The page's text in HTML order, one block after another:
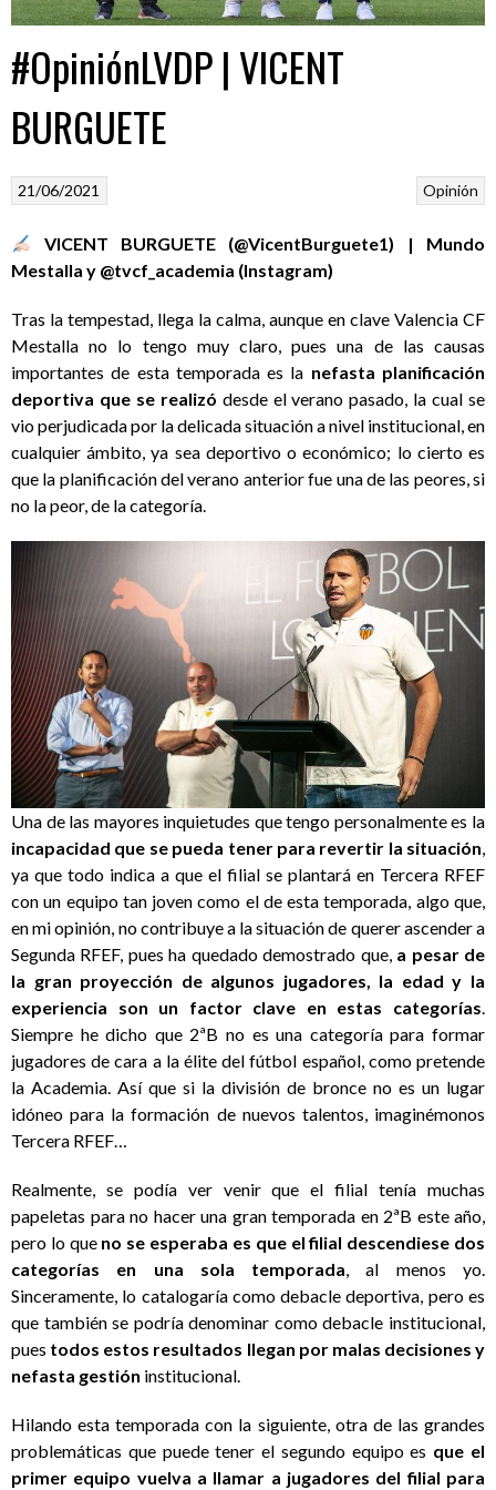
#OpiniónLVDP | VICENT
BURGUETE
Opinión
21/06/2021
VICENT BURGUETE (@VicentBurguete1) | Mundo
Mestalla y @tvcf_academia (Instagram)
Tras la tempestad, llega la calma, aunque en clave Valencia CF
Mestalla no lo tengo muy claro, pues una de las causas
importantes de esta temporada es la nefasta planificación
deportiva que se realizó desde el verano pasado, la cual se
vio perjudicada por la delicada situación a nivel institucional, en
cualquier ámbito, ya sea deportivo o económico; lo cierto es
que la planificación del verano anterior fue una de las peores, si
no la peor, de la categoría.
Una de las mayores inquietudes que tengo personalmente es la
incapacidad que se pueda tener para revertir la situación,
ya que todo indica a que el filial se plantará en Tercera RFEF
con un equipo tan joven como el de esta temporada, algo que,
en mi opinión, no contribuye a la situación de querer ascender a
Segunda RFEF, pues ha quedado demostrado que, a pesar de
la gran proyección de algunos jugadores, la edad y la
experiencia son un factor clave en estas categorías.
Siempre he dicho que 2ªB no es una categoría para formar
jugadores de cara a la élite del fútbol español, como pretende
la Academia. Así que si la división de bronce no es un lugar
idóneo para la formación de nuevos talentos, imaginémonos
Tercera RFEF…
Realmente, se podía ver venir que el filial tenía muchas
papeletas para no hacer una gran temporada en 2ªB este año,
pero lo que no se esperaba es que el filial descendiese dos
categorías en una sola temporada, al menos yo.
Sinceramente, lo catalogaría como debacle deportiva, pero es
que también se podría denominar como debacle institucional,
pues todos estos resultados llegan por malas decisiones y
nefasta gestión institucional.
Hilando esta temporada con la siguiente, otra de las grandes
problemáticas que puede tener el segundo equipo es que el
primer equipo vuelva a llamar a jugadores del filial para